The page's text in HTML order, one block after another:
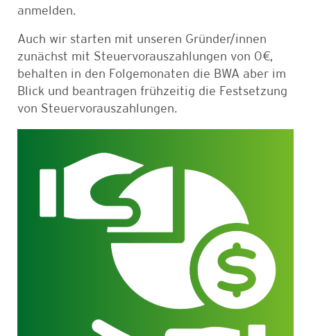
anmelden.
Auch wir starten mit unseren Gründer/innen
zunächst mit Steuervorauszahlungen von 0€,
behalten in den Folgemonaten die BWA aber im
Blick und beantragen frühzeitig die Festsetzung
von Steuervorauszahlungen.